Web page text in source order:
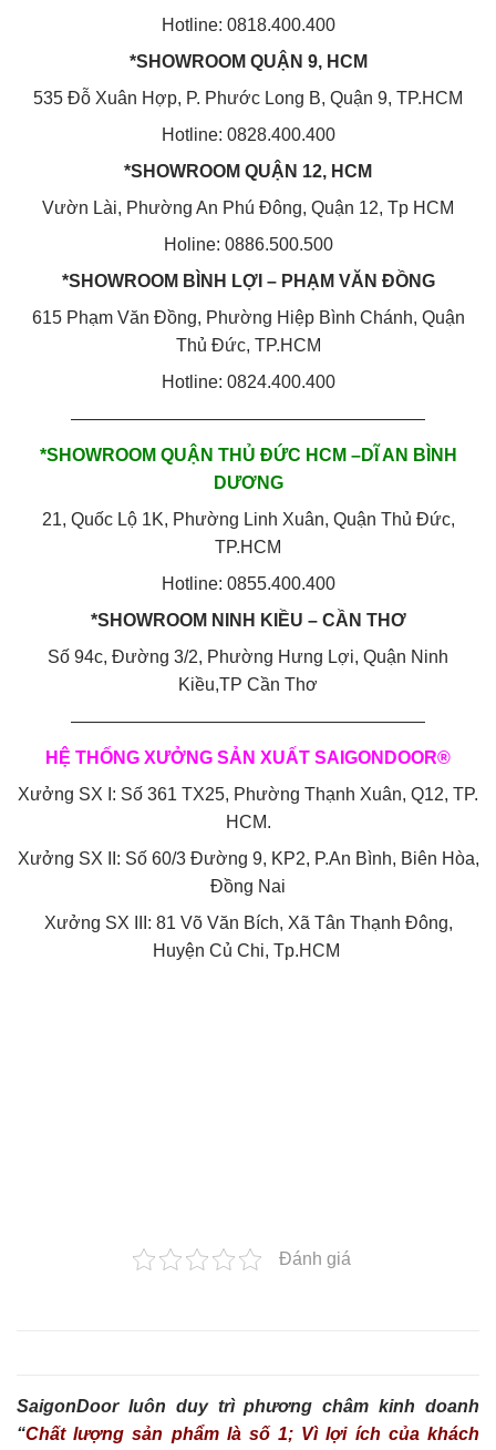
Hotline: 0818.400.400
*SHOWROOM QUẬN 9, HCM
535 Đỗ Xuân Hợp, P. Phước Long B, Quận 9, TP.HCM
Hotline: 0828.400.400
*SHOWROOM QUẬN 12, HCM
Vườn Lài, Phường An Phú Đông, Quận 12, Tp HCM
Holine: 0886.500.500
*SHOWROOM BÌNH LỢI – PHẠM VĂN ĐỒNG
615 Phạm Văn Đồng, Phường Hiệp Bình Chánh, Quận
Thủ Đức, TP.HCM
Hotline: 0824.400.400
————————————————————
*SHOWROOM QUẬN THỦ ĐỨC HCM –DĨ AN BÌNH
DƯƠNG
21, Quốc Lộ 1K, Phường Linh Xuân, Quận Thủ Đức,
TP.HCM
Hotline: 0855.400.400
*SHOWROOM NINH KIỀU – CẦN THƠ
Số 94c, Đường 3/2, Phường Hưng Lợi, Quận Ninh
Kiều,TP Cần Thơ
————————————————————
HỆ THỐNG XƯỞNG SẢN XUẤT SAIGONDOOR®
Xưởng SX I: Số 361 TX25, Phường Thạnh Xuân, Q12, TP.
HCM.
Xưởng SX II: Số 60/3 Đường 9, KP2, P.An Bình, Biên Hòa,
Đồng Nai
Xưởng SX III: 81 Võ Văn Bích, Xã Tân Thạnh Đông,
Huyện Củ Chi, Tp.HCM
Đánh giá
SaigonDoor luôn duy trì phương châm kinh doanh
“Chất lượng sản phẩm là số 1; Vì lợi ích của khách